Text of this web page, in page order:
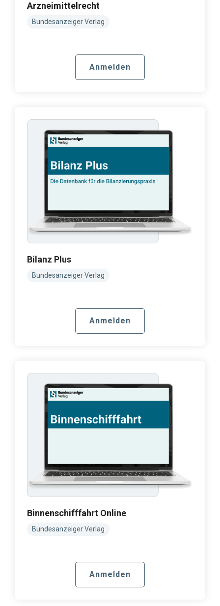
Arzneimittelrecht
Bundesanzeiger Verlag
Anmelden
Bilanz Plus
Bundesanzeiger Verlag
Anmelden
Binnenschifffahrt Online
Bundesanzeiger Verlag
Anmelden